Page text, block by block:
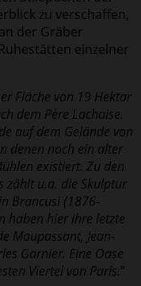
zu verschaffen,
der Gräber
einzelner
Fläche von 19 Hektar
dem Père Lachaise.
auf dem Gelände von
denen noch ein alter
existiert. Zu den
zählt u.a. die Skulptur
Brancusi (1876-
haben hier ihre letzte
Maupassant, Jean-
Garnier. Eine Oase
Viertel von Paris.“